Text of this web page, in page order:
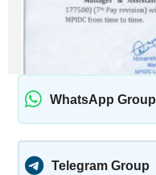
WhatsApp Group
Telegram Group